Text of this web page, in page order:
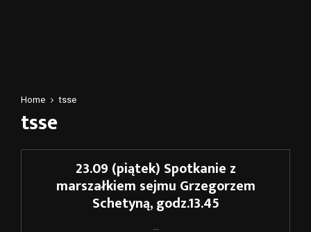
Home tsse
tsse
23.09 (piątek) Spotkanie z
marszałkiem sejmu Grzegorzem
Schetyną, godz.13.45